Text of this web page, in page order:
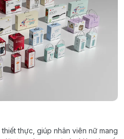
thực, giúp nhân viên nữ mang